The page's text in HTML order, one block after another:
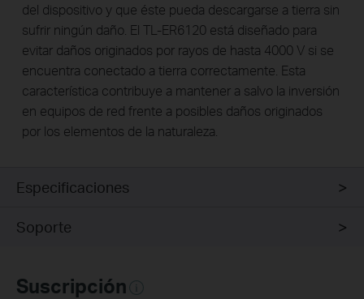
del dispositivo y que éste pueda descargarse a tierra sin
sufrir ningún daño. El TL-ER6120 está diseñado para
evitar daños originados por rayos de hasta 4000 V si se
encuentra conectado a tierra correctamente. Esta
característica contribuye a mantener a salvo la inversión
en equipos de red frente a posibles daños originados
por los elementos de la naturaleza.
Especificaciones
Soporte
Suscripción